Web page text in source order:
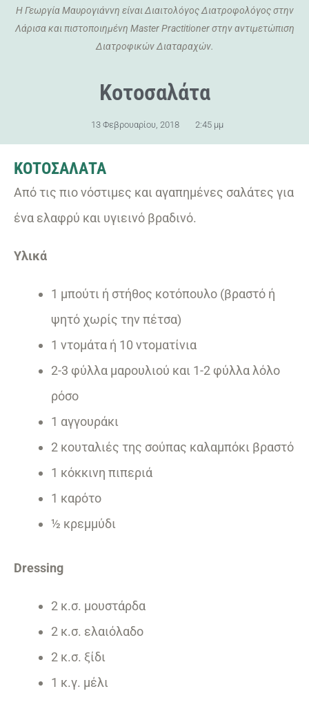
Η Γεωργία Μαυρογιάννη είναι Διαιτολόγος Διατροφολόγος στην
Λάρισα και πιστοποιημένη Master Practitioner στην αντιμετώπιση
Διατροφικών Διαταραχών.
Κοτοσαλάτα
13 Φεβρουαρίου, 2018 2:45 μμ
ΚΟΤΟΣΑΛΑΤΑ
Από τις πιο νόστιμες και αγαπημένες σαλάτες για
ένα ελαφρύ και υγιεινό βραδινό.
Υλικά
1 μπούτι ή στήθος κοτόπουλο (βραστό ή
ψητό χωρίς την πέτσα)
1 ντομάτα ή 10 ντοματίνια
2-3 φύλλα μαρουλιού και 1-2 φύλλα λόλο
ρόσο
1 αγγουράκι
2 κουταλιές της σούπας καλαμπόκι βραστό
1 κόκκινη πιπεριά
1 καρότο
½ κρεμμύδι
Dressing
2 κ.σ. μουστάρδα
2 κ.σ. ελαιόλαδο
2 κ.σ. ξίδι
1 κ.γ. μέλι